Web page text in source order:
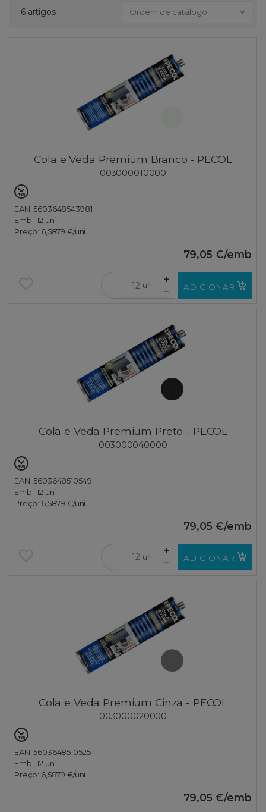
6 artigos Ordem de catálogo
Cola e Veda Premium Branco - PECOL
003000010000
EAN: 5603648543981
Emb.:12 uni
Preço: 6,5879 €/uni
79,05 €/emb
uni ADICIONAR
Cola e Veda Premium Preto - PECOL
003000040000
EAN: 5603648510549
Emb.:12 uni
Preço: 6,5879 €/uni
79,05 €/emb
uni ADICIONAR
Cola e Veda Premium Cinza - PECOL
003000020000
EAN: 5603648510525
Emb.:12 uni
Preço: 6,5879 €/uni
79,05 €/emb